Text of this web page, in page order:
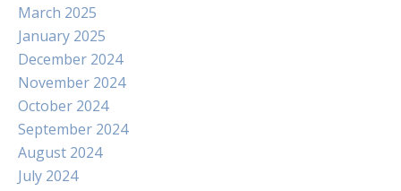
March 2025
January 2025
December 2024
November 2024
October 2024
September 2024
August 2024
July 2024